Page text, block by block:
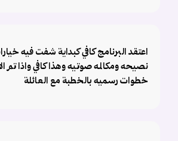
اعتقد البرنامج كافي كبداية شفت فيه
نصيحه ومكالمه صوتيه وهذا كافي واذا تم
خطوات رسميه بالخطبة مع العائلة